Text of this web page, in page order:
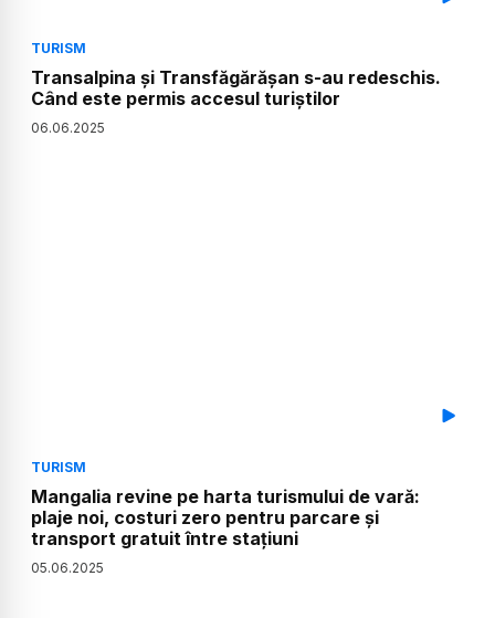
TURISM
Transalpina și Transfăgărășan s-au redeschis.
Când este permis accesul turiștilor
06.06.2025
TURISM
Mangalia revine pe harta turismului de vară:
plaje noi, costuri zero pentru parcare și
transport gratuit între stațiuni
05.06.2025